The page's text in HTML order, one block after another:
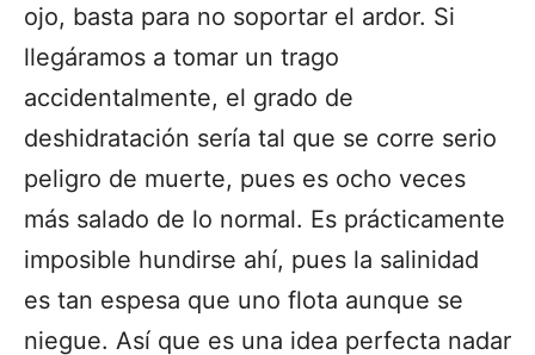
ojo, basta para no soportar el ardor. Si
llegáramos a tomar un trago
accidentalmente, el grado de
deshidratación sería tal que se corre serio
peligro de muerte, pues es ocho veces
más salado de lo normal. Es prácticamente
imposible hundirse ahí, pues la salinidad
es tan espesa que uno flota aunque se
niegue. Así que es una idea perfecta nadar